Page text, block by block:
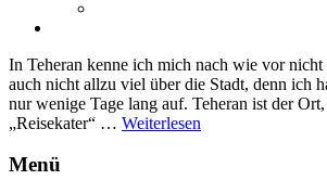
In Teheran kenne ich mich nach wie vor
auch nicht allzu viel über die Stadt, denn ich
nur wenige Tage lang auf. Teheran ist der
„Reisekater“ … Weiterlesen
Menü